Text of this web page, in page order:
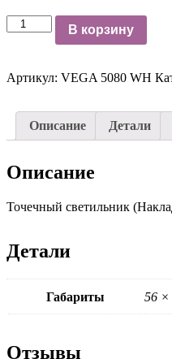
Количество
Накладной
VEGA
В корзину
Артикул: VEGA 5080 WH
Описание Детали
Описание
Точечный светильник
Детали
Габариты 56 ×
Отзывы